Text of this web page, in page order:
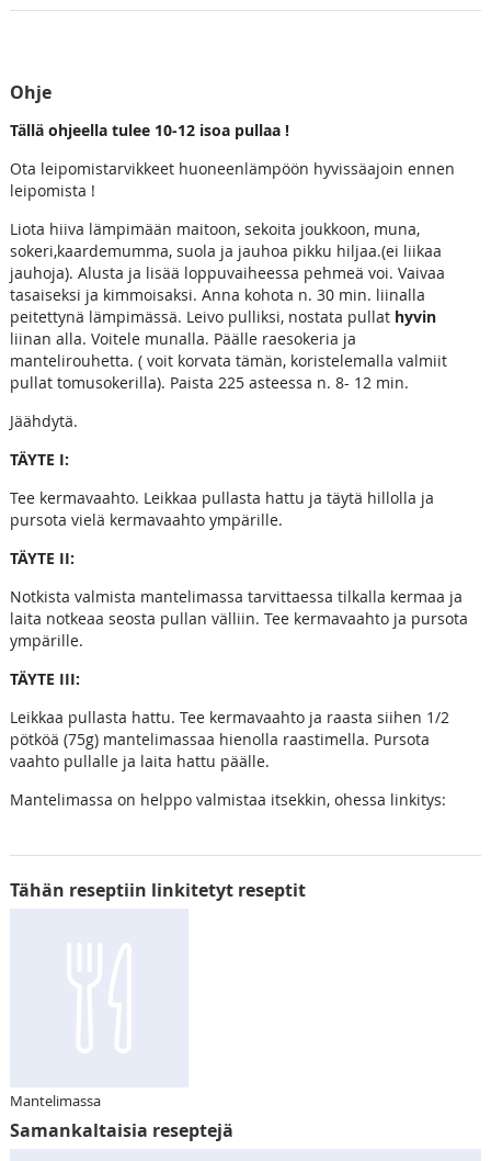
Ohje
Tällä ohjeella tulee 10-12 isoa pullaa !
Ota leipomistarvikkeet huoneenlämpöön hyvissäajoin ennen
leipomista !
Liota hiiva lämpimään maitoon, sekoita joukkoon, muna,
sokeri,kaardemumma, suola ja jauhoa pikku hiljaa.(ei liikaa
jauhoja). Alusta ja lisää loppuvaiheessa pehmeä voi. Vaivaa
tasaiseksi ja kimmoisaksi. Anna kohota n. 30 min. liinalla
peitettynä lämpimässä. Leivo pulliksi, nostata pullat hyvin
liinan alla. Voitele munalla. Päälle raesokeria ja
mantelirouhetta. ( voit korvata tämän, koristelemalla valmiit
pullat tomusokerilla). Paista 225 asteessa n. 8- 12 min.
Jäähdytä.
TÄYTE I:
Tee kermavaahto. Leikkaa pullasta hattu ja täytä hillolla ja
pursota vielä kermavaahto ympärille.
TÄYTE II:
Notkista valmista mantelimassa tarvittaessa tilkalla kermaa ja
laita notkeaa seosta pullan välliin. Tee kermavaahto ja pursota
ympärille.
TÄYTE III:
Leikkaa pullasta hattu. Tee kermavaahto ja raasta siihen 1/2
pötköä (75g) mantelimassaa hienolla raastimella. Pursota
vaahto pullalle ja laita hattu päälle.
Mantelimassa on helppo valmistaa itsekkin, ohessa linkitys:
Tähän reseptiin linkitetyt reseptit
Mantelimassa
Samankaltaisia reseptejä